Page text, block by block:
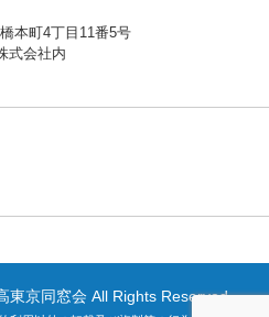
本町4丁目11番5号
式会社内
京同窓会 All Rights Reserved.